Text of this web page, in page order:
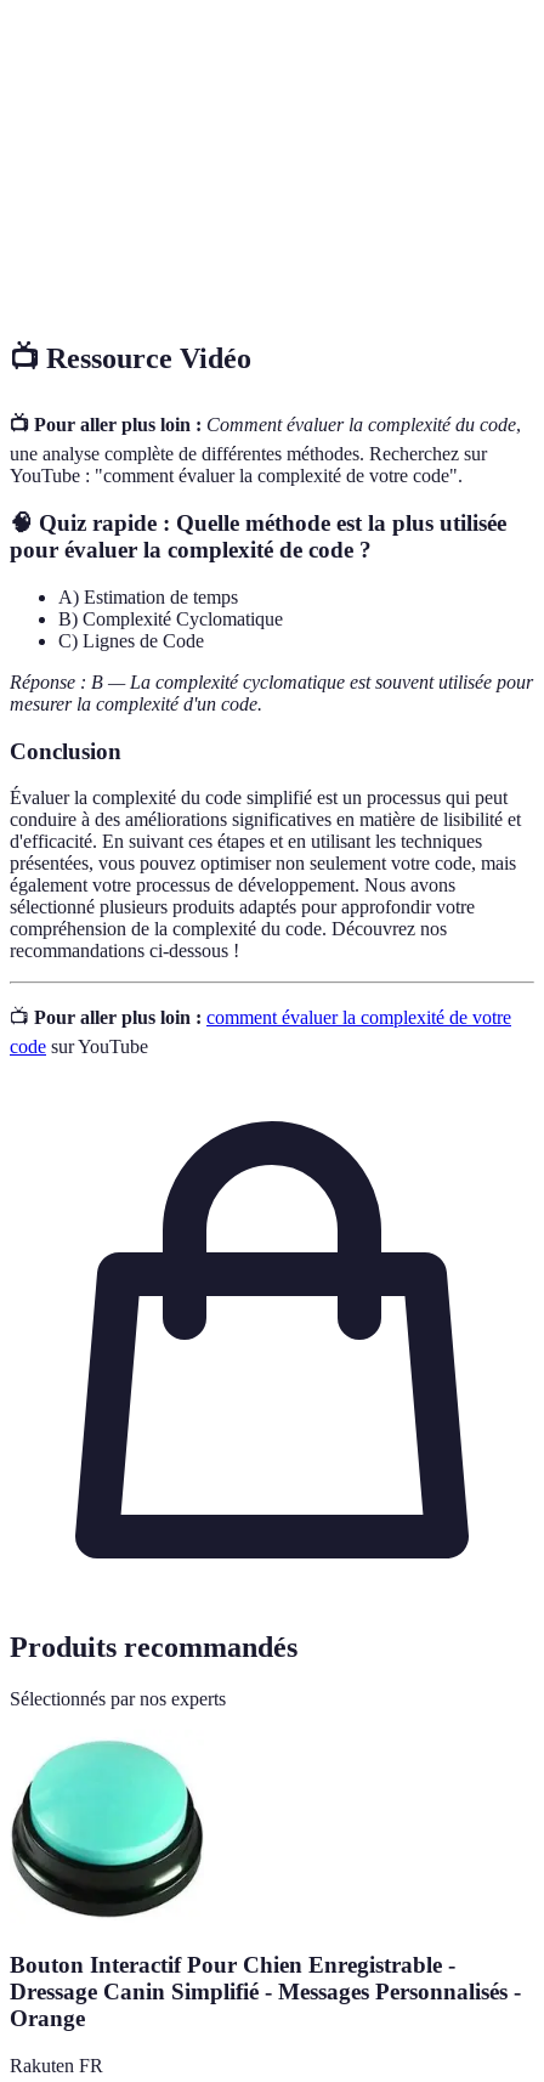
📺 Ressource Vidéo
📺 Pour aller plus loin : Comment évaluer la complexité du code,
une analyse complète de différentes méthodes. Recherchez sur
YouTube : "comment évaluer la complexité de votre code".
🧠 Quiz rapide : Quelle méthode est la plus utilisée
pour évaluer la complexité de code ?
A) Estimation de temps
B) Complexité Cyclomatique
C) Lignes de Code
Réponse : B — La complexité cyclomatique est souvent utilisée pour
mesurer la complexité d'un code.
Conclusion
Évaluer la complexité du code simplifié est un processus qui peut
conduire à des améliorations significatives en matière de lisibilité et
d'efficacité. En suivant ces étapes et en utilisant les techniques
présentées, vous pouvez optimiser non seulement votre code, mais
également votre processus de développement. Nous avons
sélectionné plusieurs produits adaptés pour approfondir votre
compréhension de la complexité du code. Découvrez nos
recommandations ci-dessous !
📺 Pour aller plus loin : comment évaluer la complexité de votre
code sur YouTube
Produits recommandés
Sélectionnés par nos experts
Bouton Interactif Pour Chien Enregistrable -
Dressage Canin Simplifié - Messages Personnalisés -
Orange
Rakuten FR